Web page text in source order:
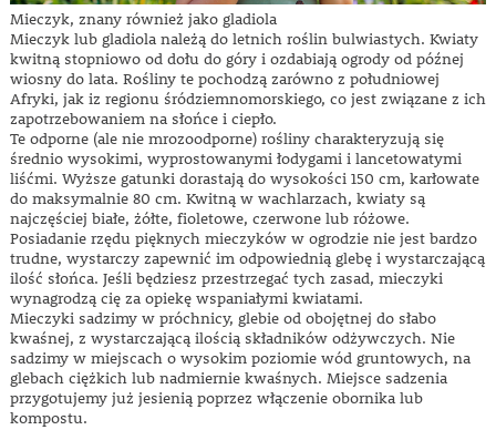
Mieczyk, znany również jako gladiola
Mieczyk lub gladiola należą do letnich roślin bulwiastych. Kwiaty
kwitną stopniowo od dołu do góry i ozdabiają ogrody od późnej
wiosny do lata. Rośliny te pochodzą zarówno z południowej
Afryki, jak iz regionu śródziemnomorskiego, co jest związane z ich
zapotrzebowaniem na słońce i ciepło.
Te odporne (ale nie mrozoodporne) rośliny charakteryzują się
średnio wysokimi, wyprostowanymi łodygami i lancetowatymi
liśćmi. Wyższe gatunki dorastają do wysokości 150 cm, karłowate
do maksymalnie 80 cm. Kwitną w wachlarzach, kwiaty są
najczęściej białe, żółte, fioletowe, czerwone lub różowe.
Posiadanie rzędu pięknych mieczyków w ogrodzie nie jest bardzo
trudne, wystarczy zapewnić im odpowiednią glebę i wystarczającą
ilość słońca. Jeśli będziesz przestrzegać tych zasad, mieczyki
wynagrodzą cię za opiekę wspaniałymi kwiatami.
Mieczyki sadzimy w próchnicy, glebie od obojętnej do słabo
kwaśnej, z wystarczającą ilością składników odżywczych. Nie
sadzimy w miejscach o wysokim poziomie wód gruntowych, na
glebach ciężkich lub nadmiernie kwaśnych. Miejsce sadzenia
przygotujemy już jesienią poprzez włączenie obornika lub
kompostu.